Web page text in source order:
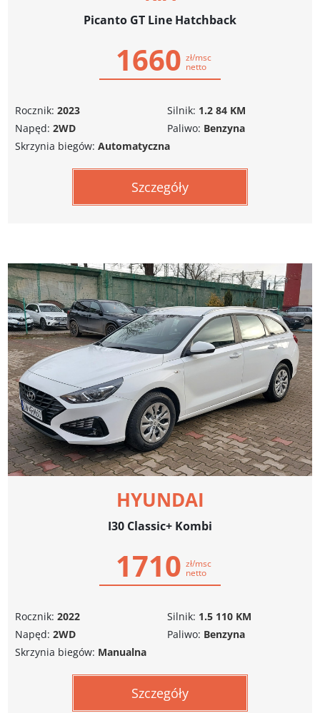
Picanto GT Line Hatchback
1660 zł/msc
netto
Rocznik: 2023
Napęd: 2WD
Silnik: 1.2 84 KM
Paliwo: Benzyna
Skrzynia biegów: Automatyczna
Szczegóły
HYUNDAI
I30 Classic+ Kombi
1710 zł/msc
netto
Rocznik: 2022
Napęd: 2WD
Silnik: 1.5 110 KM
Paliwo: Benzyna
Skrzynia biegów: Manualna
Szczegóły